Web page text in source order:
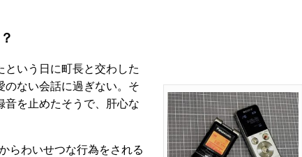
いう日に町長と交わした
のない会話に過ぎない。そ
音を止めたそうで、肝心な
らわいせつな行為をされる